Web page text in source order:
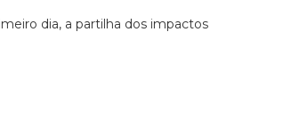
dia, a partilha dos impactos